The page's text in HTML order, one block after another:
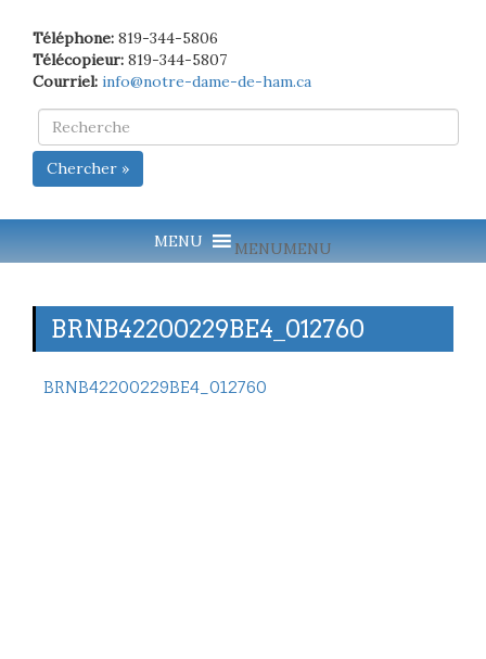
Téléphone: 819-344-5806
Télécopieur: 819-344-5807
Courriel: info@notre-dame-de-ham.ca
Chercher »
MENUMENU
BRNB42200229BE4_012760
BRNB42200229BE4_012760